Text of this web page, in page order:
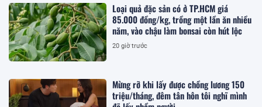
Loại quả đặc sản có ở TP.HCM giá
85.000 đồng/kg, trồng một lần ăn nhiều
năm, vào chậu làm bonsai còn hút lộc
20 giờ trước
Mừng rỡ khi lấy được chồng lương 150
triệu/tháng, đêm tân hôn tôi nghĩ mình